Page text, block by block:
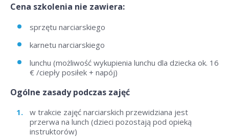
Cena szkolenia nie zawiera:
sprzętu narciarskiego
karnetu narciarskiego
lunchu (możliwość wykupienia lunchu dla dziecka ok. 16
€ /ciepły posiłek + napój)
Ogólne zasady podczas zajęć
w trakcie zajęć narciarskich przewidziana jest
przerwa na lunch (dzieci pozostają pod opieką
instruktorów)